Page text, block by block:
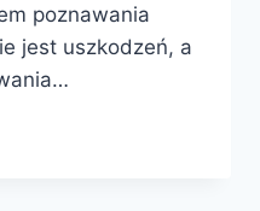
poznawania
jest uszkodzeń, a